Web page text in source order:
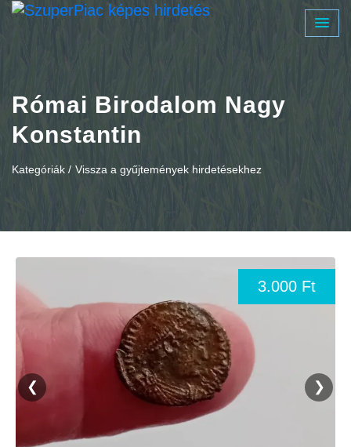
Római Birodalom Nagy
Konstantin
Kategóriák / Vissza a gyűjtemények hirdetésekhez
3.000 Ft
❮ ❯